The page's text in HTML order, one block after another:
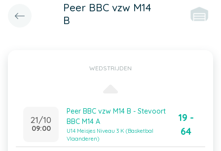
Peer BBC vzw M14
B
WEDSTRIJDEN
21/10
09:00
Peer BBC vzw M14 B - Stevoort
BBC M14 A
U14 Meisjes Niveau 3 K (Basketbal
Vlaanderen)
19 -
64